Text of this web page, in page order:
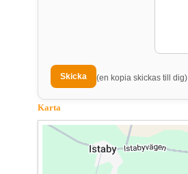
(en kopia skickas till dig)
Karta